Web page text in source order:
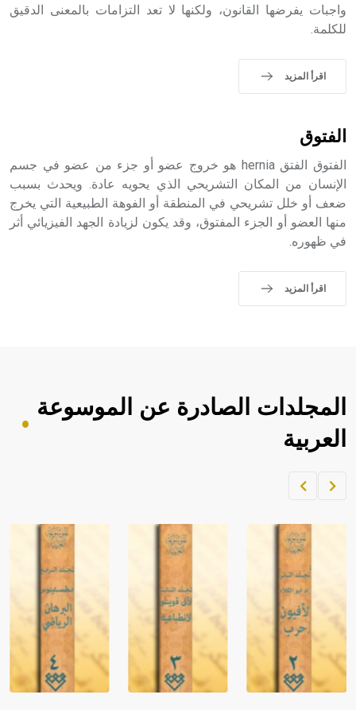
واجبات يفرضها القانون، ولكنها لا تعد التزامات بالمعنى الدقيق
للكلمة.
اقرأ المزيد
الفتوق
الفتوق الفتق hernia هو خروج عضو أو جزء من عضو في جسم
الإنسان من المكان التشريحي الذي يحويه عادة. ويحدث بسبب
ضعف أو خلل تشريحي في المنطقة أو الفوهة الطبيعية التي يخرج
منها العضو أو الجزء المفتوق، وقد يكون لزيادة الجهد الفيزيائي أثر
في ظهوره.
اقرأ المزيد
المجلدات الصادرة عن الموسوعة
العربية